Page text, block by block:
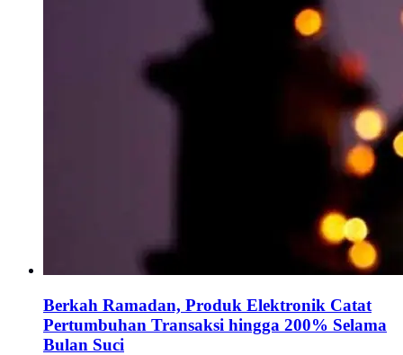
Berkah Ramadan, Produk Elektronik Catat
Pertumbuhan Transaksi hingga 200% Selama
Bulan Suci